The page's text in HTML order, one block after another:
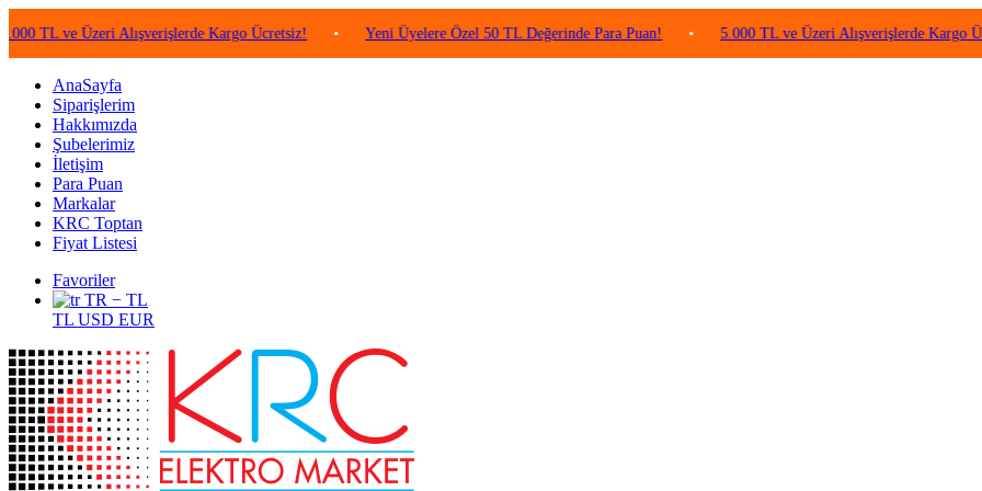
Üzeri Alışverişlerde Kargo Ücretsiz! • Yeni Üyelere Özel 50 TL Değerinde Para Puan! • 5.000 TL ve Üzeri Alışverişlerde Kargo Ücretsiz!
AnaSayfa
Siparişlerim
Hakkımızda
Şubelerimiz
İletişim
Para Puan
Markalar
KRC Toptan
Fiyat Listesi
Favoriler
TR − TL
TL USD EUR